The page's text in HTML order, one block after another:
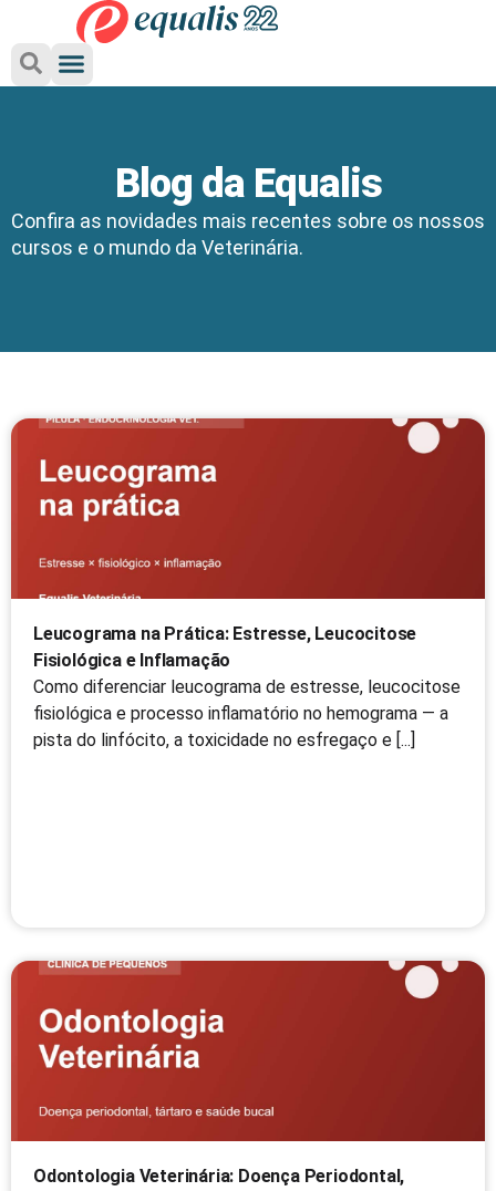
Pos-Graduacao em Medicina Veterinaria - Cursos Online e
Blog da Equalis
Confira as novidades mais recentes sobre os nossos
cursos e o mundo da Veterinária.
Leucograma na Prática: Estresse, Leucocitose
Fisiológica e Inflamação
Como diferenciar leucograma de estresse, leucocitose
fisiológica e processo inflamatório no hemograma — a
pista do linfócito, a toxicidade no esfregaço e [...]
Odontologia Veterinária: Doença Periodontal,